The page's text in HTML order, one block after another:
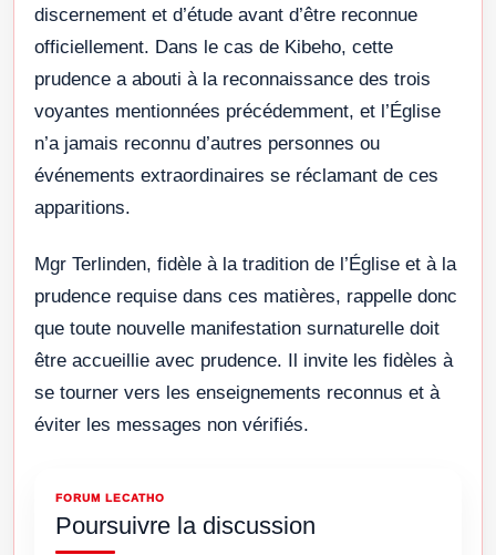
discernement et d’étude avant d’être reconnue
officiellement. Dans le cas de Kibeho, cette
prudence a abouti à la reconnaissance des trois
voyantes mentionnées précédemment, et l’Église
n’a jamais reconnu d’autres personnes ou
événements extraordinaires se réclamant de ces
apparitions.
Mgr Terlinden, fidèle à la tradition de l’Église et à la
prudence requise dans ces matières, rappelle donc
que toute nouvelle manifestation surnaturelle doit
être accueillie avec prudence. Il invite les fidèles à
se tourner vers les enseignements reconnus et à
éviter les messages non vérifiés.
FORUM LECATHO
Poursuivre la discussion